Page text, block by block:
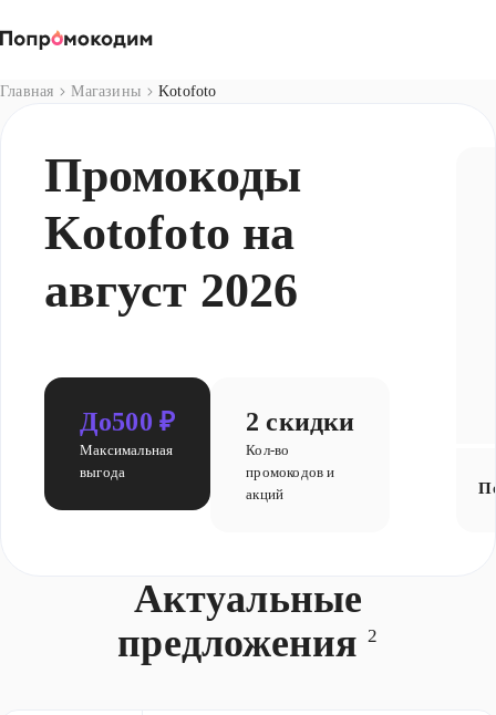
Главная Магазины Kotofoto
Промокоды
Kotofoto на
август 2026
До500 ₽
Максимальная
выгода
2 скидки
Кол-во
промокодов и
акций
Актуальные
предложения 2